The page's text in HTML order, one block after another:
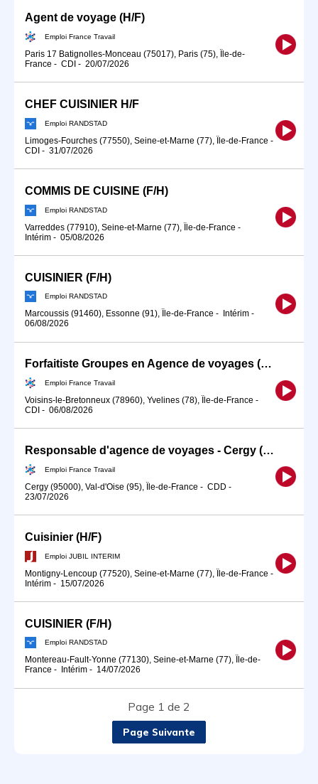
Agent de voyage (H/F)
Emploi France Travail
Paris 17 Batignolles-Monceau (75017), Paris (75), Île-de-
France - CDI - 20/07/2026
CHEF CUISINIER H/F
Emploi RANDSTAD
Limoges-Fourches (77550), Seine-et-Marne (77), Île-de-France -
CDI - 31/07/2026
COMMIS DE CUISINE (F/H)
Emploi RANDSTAD
Varreddes (77910), Seine-et-Marne (77), Île-de-France -
Intérim - 05/08/2026
CUISINIER (F/H)
Emploi RANDSTAD
Marcoussis (91460), Essonne (91), Île-de-France - Intérim -
06/08/2026
Forfaitiste Groupes en Agence de voyages (H/F)
Emploi France Travail
Voisins-le-Bretonneux (78960), Yvelines (78), Île-de-France -
CDI - 06/08/2026
Responsable d'agence de voyages - Cergy (H/F)
Emploi France Travail
Cergy (95000), Val-d'Oise (95), Île-de-France - CDD -
23/07/2026
Cuisinier (H/F)
Emploi JUBIL INTERIM
Montigny-Lencoup (77520), Seine-et-Marne (77), Île-de-France -
Intérim - 15/07/2026
CUISINIER (F/H)
Emploi RANDSTAD
Montereau-Fault-Yonne (77130), Seine-et-Marne (77), Île-de-
France - Intérim - 14/07/2026
Page 1 de 2
Page Suivante